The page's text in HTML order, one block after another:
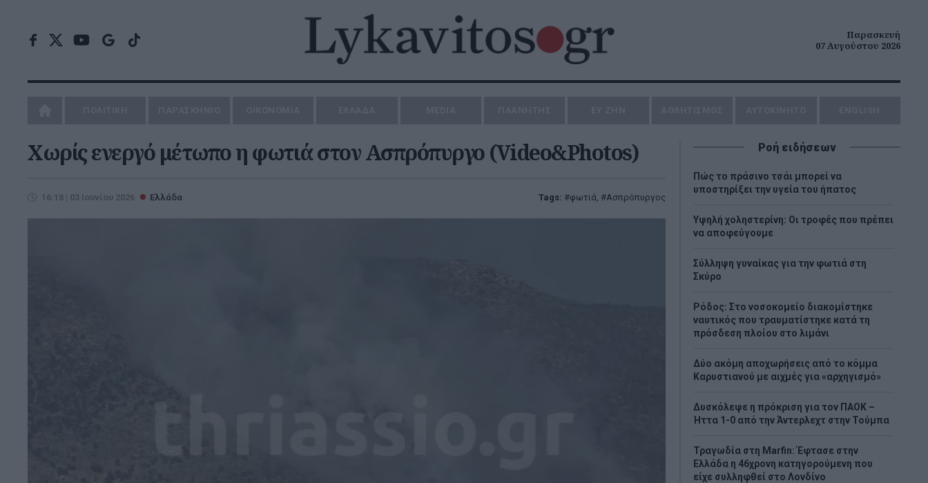
Παρασκευή
07 Αυγούστου 2026
Χωρίς ενεργό μέτωπο η φωτιά στον Ασπρόπυργο (Video&Photos)
16:18 | 03 Ιουνίου 2026 Ελλάδα Tags: φωτιά, Ασπρόπυργος
Ροή ειδήσεων
Πώς το πράσινο τσάι μπορεί να
υποστηρίξει την υγεία του ήπατος
Υψηλή χοληστερίνη: Οι τροφές που πρέπει
να αποφεύγουμε
Σύλληψη γυναίκας για την φωτιά στη
Σκύρο
Ρόδος: Στο νοσοκομείο διακομίστηκε
ναυτικός που τραυματίστηκε κατά τη
πρόσδεση πλοίου στο λιμάνι
Δύο ακόμη αποχωρήσεις από το κόμμα
Καρυστιανού με αιχμές για «αρχηγισμό»
Δυσκόλεψε η πρόκριση για τον ΠΑΟΚ –
Ήττα 1-0 από την Άντερλεχτ στην Τούμπα
Τραγωδία στη Marfin: Έφτασε στην
Ελλάδα η 46χρονη κατηγορούμενη που
είχε συλληφθεί στο Λονδίνο